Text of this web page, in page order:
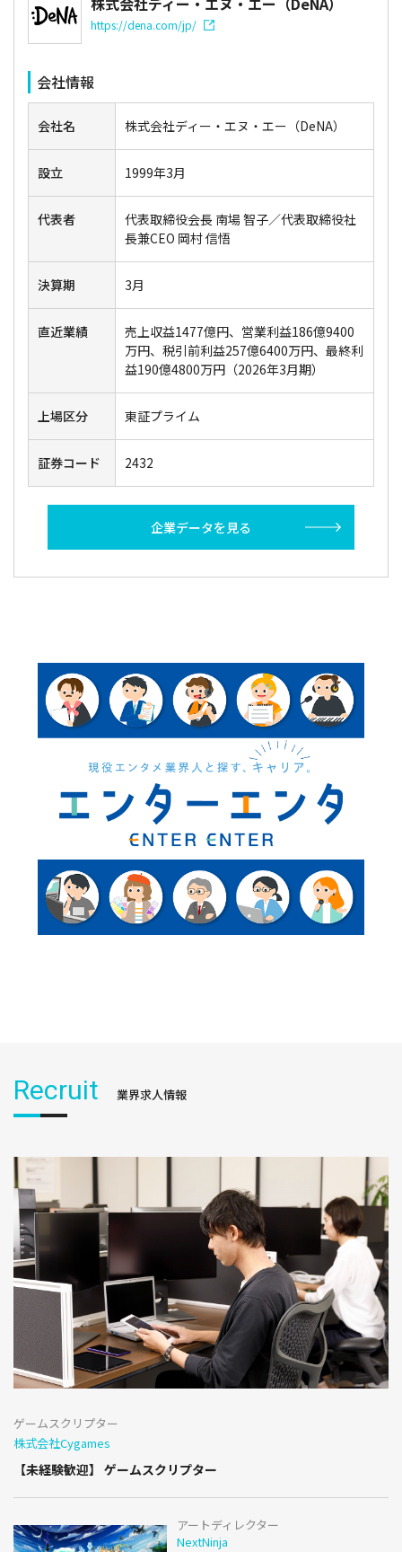
https://dena.com/jp/
会社情報
会社名 株式会社ディー・エヌ・エー（DeNA）
設立 1999年3月
代表者
代表取締役会長 南場 智子／代表取締役社
長兼CEO 岡村 信悟
決算期 3月
直近業績
売上収益1477億円、営業利益186億9400
万円、税引前利益257億6400万円、最終利
益190億4800万円（2026年3月期）
上場区分 東証プライム
証券コード 2432
企業データを見る
Recruit 業界求人情報
ゲームスクリプター
株式会社Cygames
【未経験歓迎】 ゲームスクリプター
アートディレクター
NextNinja